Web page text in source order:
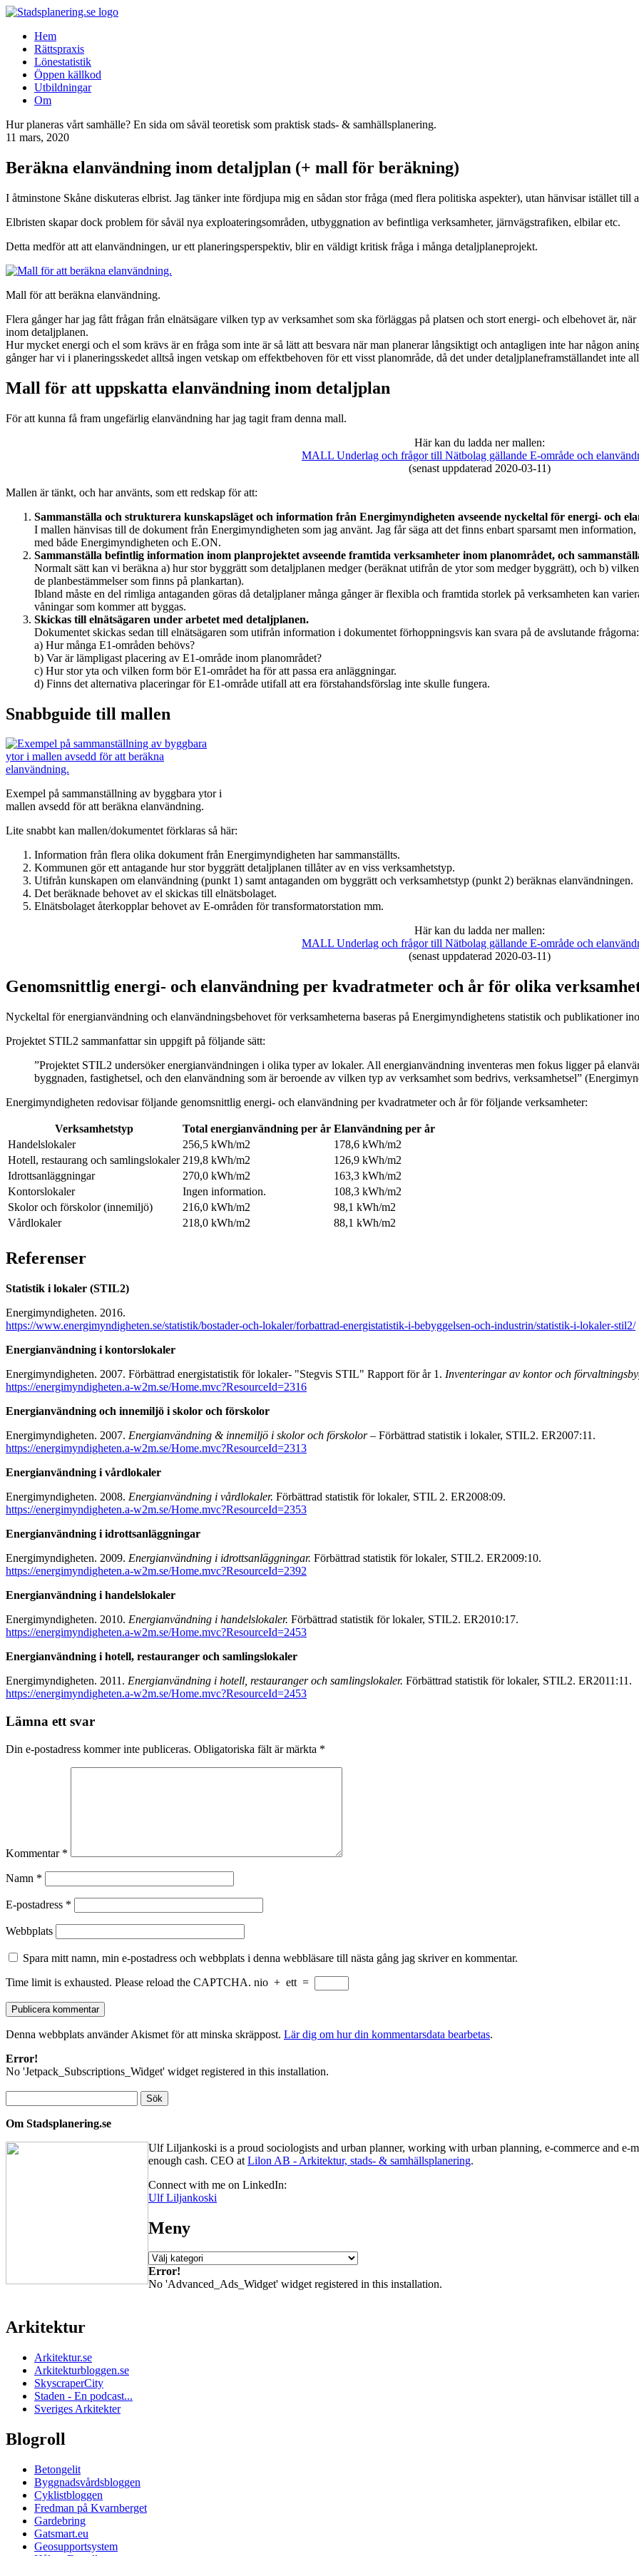
Hem
Rättspraxis
Lönestatistik
Öppen källkod
Utbildningar
Om
Hur planeras vårt samhälle? En sida om såväl teoretisk som praktisk stads- & samhällsplanering.
11 mars, 2020
Beräkna elanvändning inom detaljplan (+ mall för beräkning)
I åtminstone Skåne diskuteras elbrist. Jag tänker inte fördjupa mig en sådan stor fråga (med flera politiska aspekter), utan hänvisar istället till
Elbristen skapar dock problem för såväl nya exploateringsområden, utbyggnation av befintliga verksamheter, järnvägstrafiken, elbilar etc.
Detta medför att att elanvändningen, ur ett planeringsperspektiv, blir en väldigt kritisk fråga i många detaljplaneprojekt.
Mall för att beräkna elanvändning.
Flera gånger har jag fått frågan från elnätsägare vilken typ av verksamhet som ska förläggas på platsen och stort energi- och elbehovet är,
inom detaljplanen.
Hur mycket energi och el som krävs är en fråga som inte är så lätt att besvara när man planerar långsiktigt och antagligen inte har någon
gånger har vi i planeringsskedet alltså ingen vetskap om effektbehoven för ett visst planområde, då det under detaljplaneframställandet inte
Mall för att uppskatta elanvändning inom detaljplan
För att kunna få fram ungefärlig elanvändning har jag tagit fram denna mall.
Här kan du ladda ner mallen:
MALL Underlag och frågor till Nätbolag gällande E-område och
(senast uppdaterad 2020-03-11)
Mallen är tänkt, och har använts, som ett redskap för att:
Sammanställa och strukturera kunskapsläget och information från Energimyndigheten avseende nyckeltal för energi- och
I mallen hänvisas till de dokument från Energimyndigheten som jag använt. Jag får säga att det finns enbart sparsamt men
med både Energimyndigheten och E.ON.
Sammanställa befintlig information inom planprojektet avseende framtida verksamheter inom planområdet, och
Normalt sätt kan vi beräkna a) hur stor byggrätt som detaljplanen medger (beräknat utifrån de ytor som medger byggrätt), och b)
de planbestämmelser som finns på plankartan).
Ibland måste en del rimliga antaganden göras då detaljplaner många gånger är flexibla och framtida storlek på verksamheten kan
våningar som kommer att byggas.
Skickas till elnätsägaren under arbetet med detaljplanen.
Dokumentet skickas sedan till elnätsägaren som utifrån information i dokumentet förhoppningsvis kan svara på de avslutande frågorna:
a) Hur många E1-områden behövs?
b) Var är lämpligast placering av E1-område inom planområdet?
c) Hur stor yta och vilken form bör E1-området ha för att passa era anläggningar.
d) Finns det alternativa placeringar för E1-område utifall att era förstahandsförslag inte skulle fungera.
Snabbguide till mallen
Exempel på sammanställning av byggbara ytor i
mallen avsedd för att beräkna elanvändning.
Lite snabbt kan mallen/dokumentet förklaras så här:
Information från flera olika dokument från Energimyndigheten har sammanställts.
Kommunen gör ett antagande hur stor byggrätt detaljplanen tillåter av en viss verksamhetstyp.
Utifrån kunskapen om elanvändning (punkt 1) samt antaganden om byggrätt och verksamhetstyp (punkt 2) beräknas elanvändningen.
Det beräknade behovet av el skickas till elnätsbolaget.
Elnätsbolaget återkopplar behovet av E-områden för transformatorstation mm.
Här kan du ladda ner mallen:
MALL Underlag och frågor till Nätbolag gällande E-område och
(senast uppdaterad 2020-03-11)
Genomsnittlig energi- och elanvändning per kvadratmeter och år för olika
Nyckeltal för energianvändning och elanvändningsbehovet för verksamheterna baseras på Energimyndighetens statistik och publikationer
Projektet STIL2 sammanfattar sin uppgift på följande sätt:
”Projektet STIL2 undersöker energianvändningen i olika typer av lokaler. All energianvändning inventeras men fokus ligger på
byggnaden, fastighetsel, och den elanvändning som är beroende av vilken typ av verksamhet som bedrivs, verksamhetsel”
Energimyndigheten redovisar följande genomsnittlig energi- och elanvändning per kvadratmeter och år för följande verksamheter:
Verksamhetstyp Total energianvändning per år Elanvändning per år
Handelslokaler
256,5 kWh/m2
178,6 kWh/m2
Hotell, restaurang och samlingslokaler 219,8 kWh/m2
126,9 kWh/m2
Idrottsanläggningar
270,0 kWh/m2
163,3 kWh/m2
Kontorslokaler
Ingen information.
108,3 kWh/m2
Skolor och förskolor (innemiljö)
216,0 kWh/m2
98,1 kWh/m2
Vårdlokaler
218,0 kWh/m2 88,1 kWh/m2
Referenser
Statistik i lokaler (STIL2)
Energimyndigheten. 2016.
https://www.energimyndigheten.se/statistik/bostader-och-lokaler/forbattrad-energistatistik-i-bebyggelsen-och-industrin/statistik-i-lokaler-stil2/
Energianvändning i kontorslokaler
Energimyndigheten. 2007. Förbättrad energistatistik för lokaler- "Stegvis STIL" Rapport för år 1. Inventeringar av kontor och
https://energimyndigheten.a-w2m.se/Home.mvc?ResourceId=2316
Energianvändning och innemiljö i skolor och förskolor
Energimyndigheten. 2007. Energianvändning & innemiljö i skolor och förskolor– Förbättrad statistik i lokaler, STIL2. ER2007:11.
https://energimyndigheten.a-w2m.se/Home.mvc?ResourceId=2313
Energianvändning i vårdlokaler
Energimyndigheten. 2008. Energianvändning i vårdlokaler. Förbättrad statistik för lokaler, STIL 2. ER2008:09.
https://energimyndigheten.a-w2m.se/Home.mvc?ResourceId=2353
Energianvändning i idrottsanläggningar
Energimyndigheten. 2009. Energianvändning i idrottsanläggningar. Förbättrad statistik för lokaler, STIL2. ER2009:10.
https://energimyndigheten.a-w2m.se/Home.mvc?ResourceId=2392
Energianvändning i handelslokaler
Energimyndigheten. 2010. Energianvändning i handelslokaler. Förbättrad statistik för lokaler, STIL2. ER2010:17.
https://energimyndigheten.a-w2m.se/Home.mvc?ResourceId=2453
Energianvändning i hotell, restauranger och samlingslokaler
Energimyndigheten. 2011. Energianvändning i hotell, restauranger och samlingslokaler. Förbättrad statistik för lokaler, STIL2. ER2011:11.
https://energimyndigheten.a-w2m.se/Home.mvc?ResourceId=2453
Lämna ett svar
Din e-postadress kommer inte publiceras. Obligatoriska fält är märkta *
Kommentar *
Namn *
E-postadress *
Webbplats
Spara mitt namn, min e-postadress och webbplats i denna webbläsare till nästa gång jag skriver en kommentar.
Time limit is exhausted. Please reload the CAPTCHA. nio + ett =
Denna webbplats använder Akismet för att minska skräppost. Lär dig om hur din kommentarsdata bearbetas.
Error!
No 'Jetpack_Subscriptions_Widget' widget registered in this installation.
efter:
Om Stadsplanering.se
Ulf Liljankoski is a proud sociologists and urban planner, working with urban planning, e-commerce and e-
enough cash. CEO at Lilon AB - Arkitektur, stads- & samhällsplanering.
Connect with me on LinkedIn:
Ulf Liljankoski
Meny
Meny
Error!
No 'Advanced_Ads_Widget' widget registered in this installation.
Arkitektur
Arkitektur.se
Arkitekturbloggen.se
SkyscraperCity
Staden - En podcast...
Sveriges Arkitekter
Blogroll
Betongelit
Byggnadsvårdsbloggen
Cyklistbloggen
Fredman på Kvarnberget
Gardebring
Gatsmart.eu
Geosupportsystem